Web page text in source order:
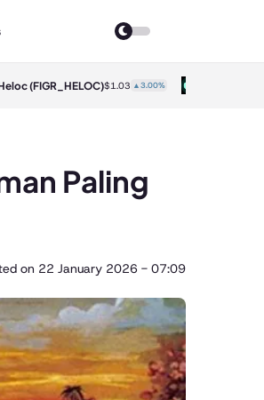
$1.03 ▲3.00% Hyperliquid
Paling
on 22 January 2026 - 07:09